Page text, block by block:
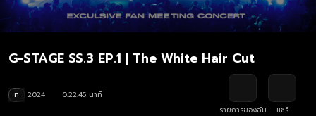
G-STAGE SS.3 EP.1 | The White Hair Cut
ท 2024
0:22:45 นาที
รายการของฉัน
แชร์